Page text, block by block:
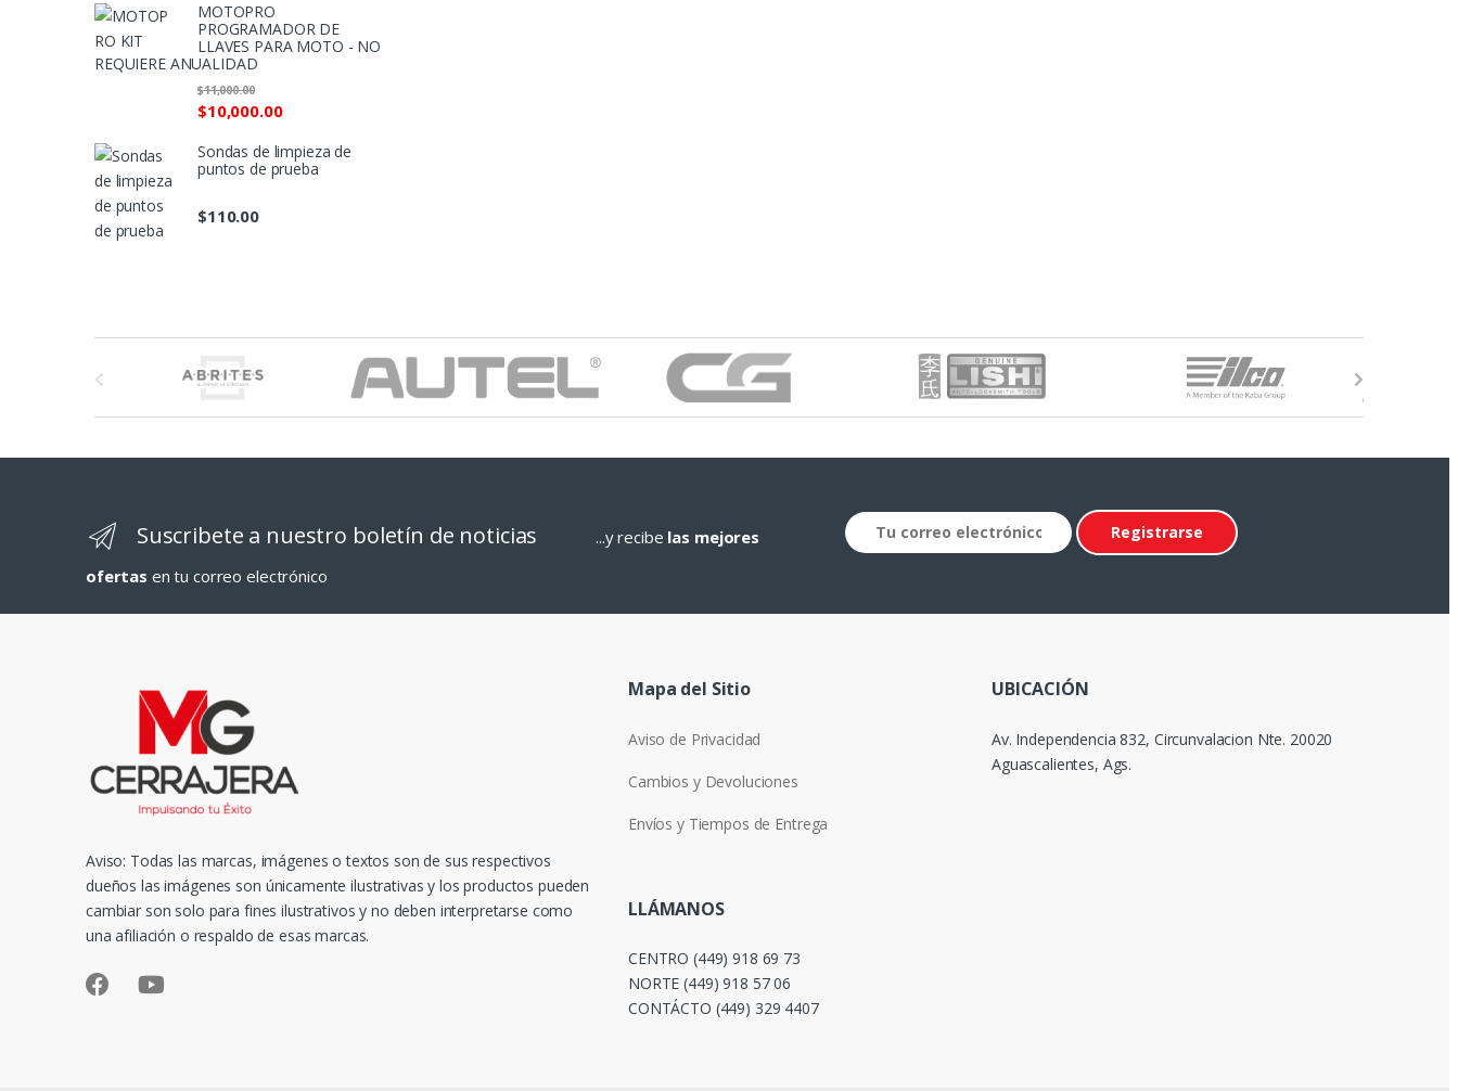
MOTOPRO
PROGRAMADOR DE
LLAVES PARA MOTO - NO
REQUIERE ANUALIDAD
$10,000.00
$11,000.00
Sondas de limpieza de
puntos de prueba
$110.00
D
Suscribete a nuestro boletín de noticias ...y recibe las mejores
ofertas en tu correo electrónico
Aviso: Todas las marcas, imágenes o textos son de sus respectivos
dueños las imágenes son únicamente ilustrativas y los productos pueden
cambiar son solo para fines ilustrativos y no deben interpretarse como
una afiliación o respaldo de esas marcas.
Mapa del Sitio
Aviso de Privacidad
Cambios y Devoluciones
Envíos y Tiempos de Entrega
UBICACIÓN
Av. Independencia 832, Circunvalacion Nte. 20020
Aguascalientes, Ags.
LLÁMANOS
CENTRO (449) 918 69 73
NORTE (449) 918 57 06
CONTÁCTO (449) 329 4407